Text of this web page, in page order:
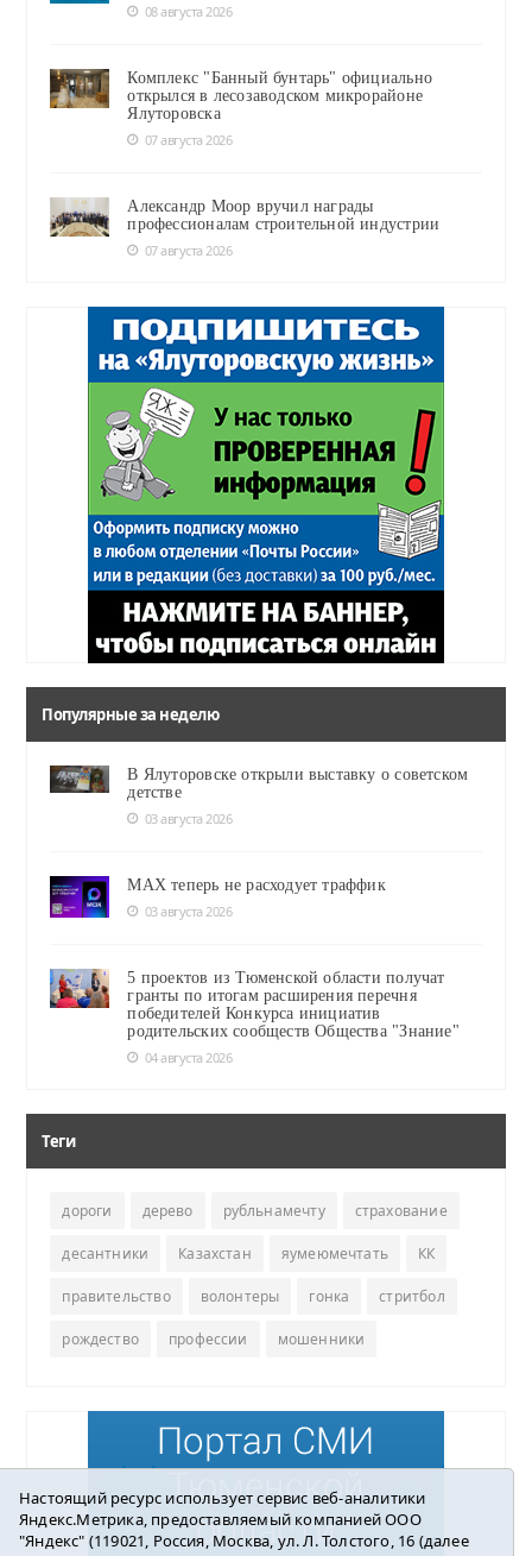
08 августа 2026
Комплекс "Банный бунтарь" официально
открылся в лесозаводском микрорайоне
Ялуторовска
07 августа 2026
Александр Моор вручил награды
профессионалам строительной индустрии
07 августа 2026
Популярные за неделю
В Ялуторовске открыли выставку о советском
детстве
03 августа 2026
MAX теперь не расходует траффик
03 августа 2026
5 проектов из Тюменской области получат
гранты по итогам расширения перечня
победителей Конкурса инициатив
родительских сообществ Общества "Знание"
04 августа 2026
Теги
дороги дерево рубльнамечту страхование
десантники Казахстан яумеюмечтать КК
правительство волонтеры гонка стритбол
рождество профессии мошенники
Настоящий ресурс использует сервис веб-аналитики
Яндекс.Метрика, предоставляемый компанией ООО
"Яндекс" (119021, Россия, Москва, ул. Л. Толстого, 16 (далее